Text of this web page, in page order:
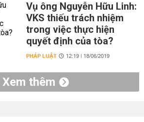
Vụ ông Nguyễn Hữu Linh:
VKS thiếu trách nhiệm
trong việc thực hiện
quyết định của tòa?
PHÁP LUẬT 12:19 | 18/06/2019
Xem thêm